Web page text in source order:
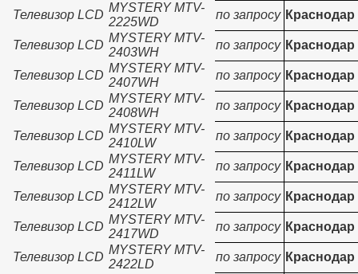
Телевизор LCD
MYSTERY MTV-
2225WD
по запросу Краснодар
Телевизор LCD
MYSTERY MTV-
2403WH
по запросу Краснодар
Телевизор LCD
MYSTERY MTV-
2407WH
по запросу Краснодар
Телевизор LCD
MYSTERY MTV-
2408WH
по запросу Краснодар
Телевизор LCD
MYSTERY MTV-
2410LW
по запросу Краснодар
Телевизор LCD
MYSTERY MTV-
2411LW
по запросу Краснодар
Телевизор LCD
MYSTERY MTV-
2412LW
по запросу Краснодар
Телевизор LCD
MYSTERY MTV-
2417WD
по запросу Краснодар
Телевизор LCD
MYSTERY MTV-
2422LD
по запросу Краснодар